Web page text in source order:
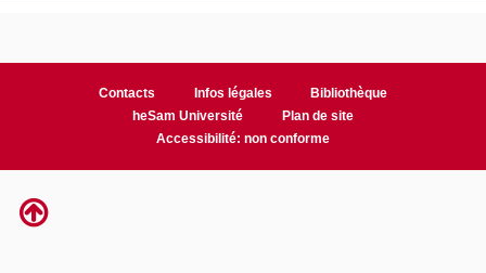
Contacts Infos légales
Bibliothèque
heSam Université
Plan de site
Accessibilité: non conforme